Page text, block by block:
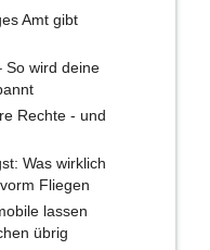
Amt gibt
So wird deine
Rechte - und
Was wirklich
Fliegen
lassen
übrig